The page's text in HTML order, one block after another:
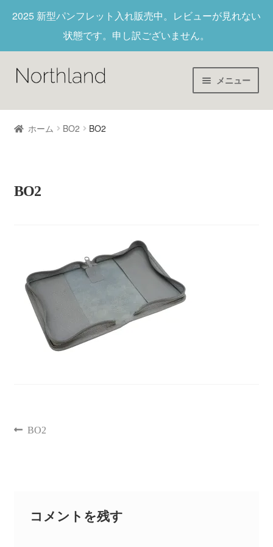
2025 新型パンフレット入れ販売中。レビューが見れない
状態です。申し訳ございません。
メニュー
Home
ヌメ革
聖書カバー
書籍カバー
お買い物カゴ
ホーム BO2 BO2
BO2
BO2
コメントを残す